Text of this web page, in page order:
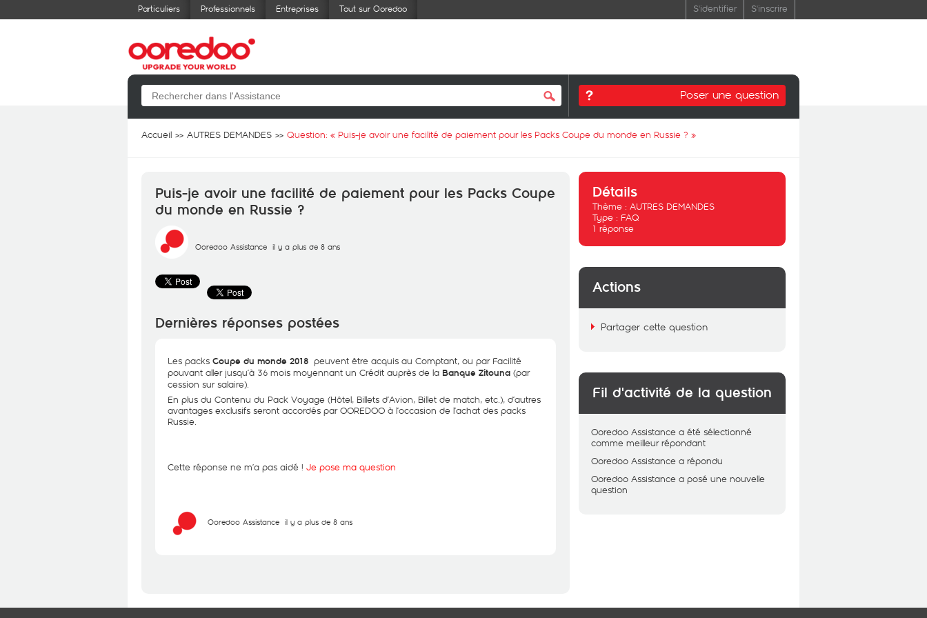
Particuliers Professionnels Entreprises Tout sur Ooredoo S'identifier S'inscrire
Poser une question
Accueil AUTRES DEMANDES Question: « Puis-je avoir une facilité de paiement pour les Packs Coupe du monde en Russie ? »
Puis-je avoir une facilité de paiement pour les Packs Coupe
du monde en Russie ?
Ooredoo Assistance il y a plus de 8 ans
Dernières réponses postées
Les packs Coupe du monde 2018 peuvent être acquis au Comptant, ou par Facilité
pouvant aller jusqu’à 36 mois moyennant un Crédit auprès de la Banque Zitouna (par
cession sur salaire).
En plus du Contenu du Pack Voyage (Hôtel, Billets d’Avion, Billet de match, etc.), d’autres
avantages exclusifs seront accordés par OOREDOO à l’occasion de l’achat des packs
Russie.
Cette réponse ne m’a pas aidé ! Je pose ma question
Ooredoo Assistance il y a plus de 8 ans
Détails
Thème : AUTRES DEMANDES
Type : FAQ
1 réponse
Actions
Partager cette question
Fil d'activité de la question
Ooredoo Assistance a été sélectionné
comme meilleur répondant
Ooredoo Assistance a répondu
Ooredoo Assistance a posé une nouvelle
question